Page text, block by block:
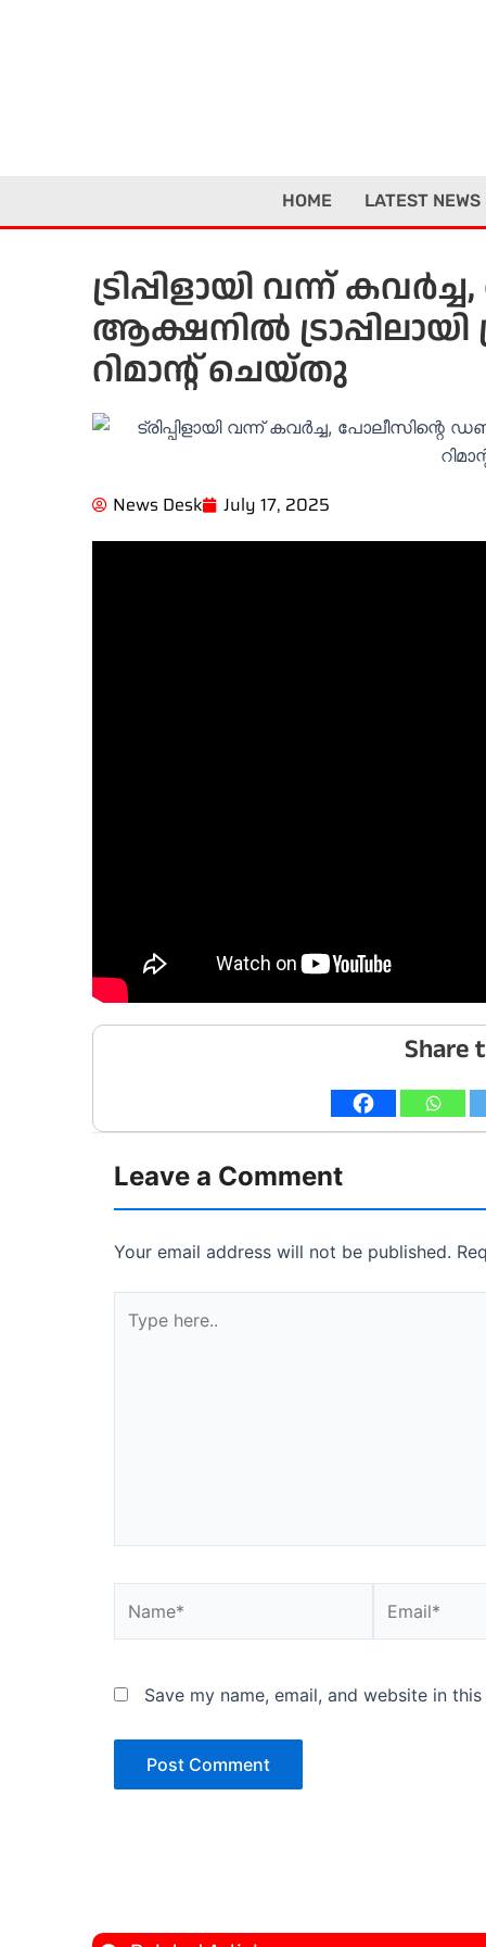
HOME LATEST NEWS
ട്രിപ്പിളായി വന്ന്
ആക്ഷനിൽ
റിമാന്റ് ചെയ്തു
News Desk July 17, 2025
Share
Leave a Comment
Your email address will not be published.
here..
Save my name, email, and website in